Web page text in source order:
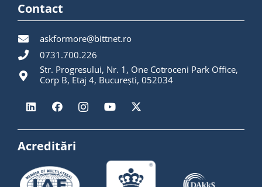
Contact
askformore@bittnet.ro
0731.700.226
Str. Progresului, Nr. 1, One Cotroceni Park Office,
Corp B, Etaj 4, București, 052034
Acreditări